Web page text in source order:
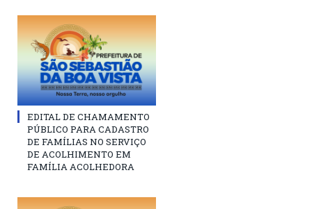
EDITAL DE CHAMAMENTO
PÚBLICO PARA CADASTRO
DE FAMÍLIAS NO SERVIÇO
DE ACOLHIMENTO EM
FAMÍLIA ACOLHEDORA